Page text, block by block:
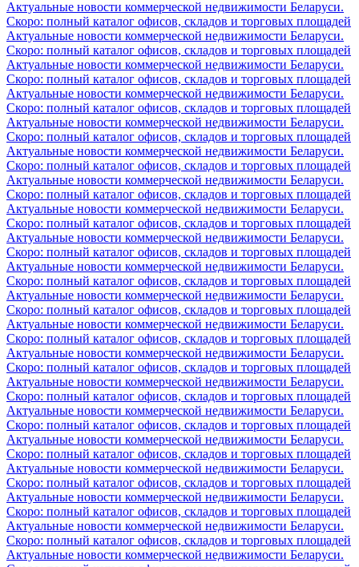
Актуальные новости коммерческой недвижимости Беларуси.
Скоро: полный каталог офисов, складов и торговых площадей
Актуальные новости коммерческой недвижимости Беларуси.
Скоро: полный каталог офисов, складов и торговых площадей
Актуальные новости коммерческой недвижимости Беларуси.
Скоро: полный каталог офисов, складов и торговых площадей
Актуальные новости коммерческой недвижимости Беларуси.
Скоро: полный каталог офисов, складов и торговых площадей
Актуальные новости коммерческой недвижимости Беларуси.
Скоро: полный каталог офисов, складов и торговых площадей
Актуальные новости коммерческой недвижимости Беларуси.
Скоро: полный каталог офисов, складов и торговых площадей
Актуальные новости коммерческой недвижимости Беларуси.
Скоро: полный каталог офисов, складов и торговых площадей
Актуальные новости коммерческой недвижимости Беларуси.
Скоро: полный каталог офисов, складов и торговых площадей
Актуальные новости коммерческой недвижимости Беларуси.
Скоро: полный каталог офисов, складов и торговых площадей
Актуальные новости коммерческой недвижимости Беларуси.
Скоро: полный каталог офисов, складов и торговых площадей
Актуальные новости коммерческой недвижимости Беларуси.
Скоро: полный каталог офисов, складов и торговых площадей
Актуальные новости коммерческой недвижимости Беларуси.
Скоро: полный каталог офисов, складов и торговых площадей
Актуальные новости коммерческой недвижимости Беларуси.
Скоро: полный каталог офисов, складов и торговых площадей
Актуальные новости коммерческой недвижимости Беларуси.
Скоро: полный каталог офисов, складов и торговых площадей
Актуальные новости коммерческой недвижимости Беларуси.
Скоро: полный каталог офисов, складов и торговых площадей
Актуальные новости коммерческой недвижимости Беларуси.
Скоро: полный каталог офисов, складов и торговых площадей
Актуальные новости коммерческой недвижимости Беларуси.
Скоро: полный каталог офисов, складов и торговых площадей
Актуальные новости коммерческой недвижимости Беларуси.
Скоро: полный каталог офисов, складов и торговых площадей
Актуальные новости коммерческой недвижимости Беларуси.
Скоро: полный каталог офисов, складов и торговых площадей
Актуальные новости коммерческой недвижимости Беларуси.